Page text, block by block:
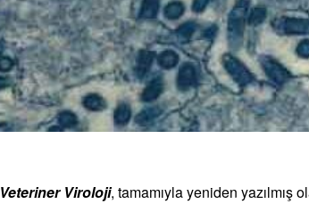
Veteriner Viroloji, tamamıyla yeniden yazılmış